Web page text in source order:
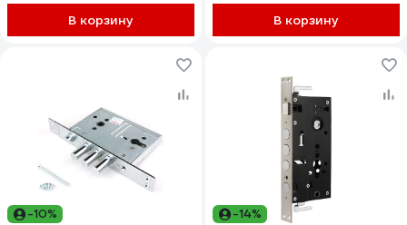
В корзину В корзину
-10% -14%